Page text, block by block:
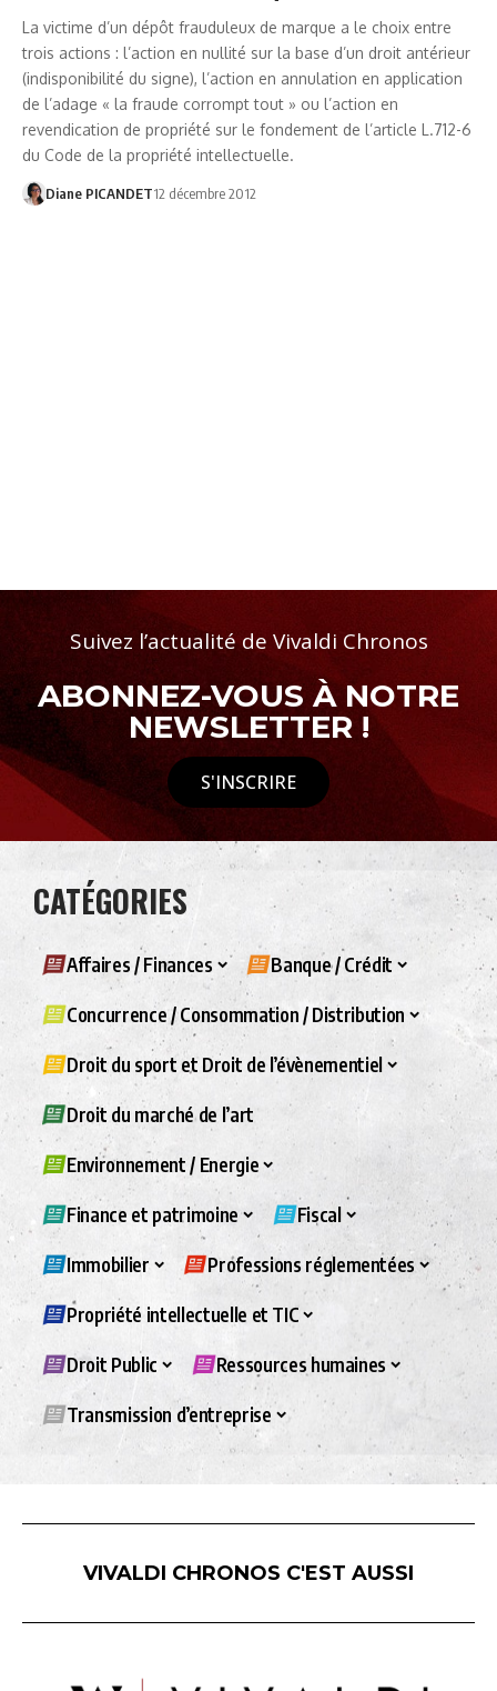
La victime d’un dépôt frauduleux de marque a le choix entre
trois actions : l’action en nullité sur la base d’un droit antérieur
(indisponibilité du signe), l’action en annulation en application
de l’adage « la fraude corrompt tout » ou l’action en
revendication de propriété sur le fondement de l’article L.712-6
du Code de la propriété intellectuelle.
Diane PICANDET12 décembre 2012
Suivez l’actualité de Vivaldi Chronos
ABONNEZ-VOUS À NOTRE
NEWSLETTER !
S'INSCRIRE
CATÉGORIES
Affaires / Finances Banque / Crédit
Concurrence / Consommation / Distribution
Droit du sport et Droit de l’évènementiel
Droit du marché de l’art
Environnement / Energie
Finance et patrimoine Fiscal
Immobilier Professions réglementées
Propriété intellectuelle et TIC
Droit Public Ressources humaines
Transmission d’entreprise
VIVALDI CHRONOS C'EST AUSSI